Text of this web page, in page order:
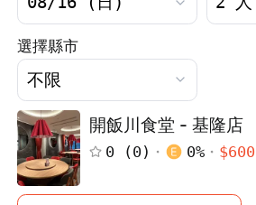
選擇縣市
開飯川食堂 - 基隆店
0 (0 ) 0% $600